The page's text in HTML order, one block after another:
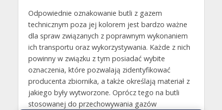
Odpowiednie oznakowanie butli z gazem
technicznym poza jej kolorem jest bardzo ważne
dla spraw związanych z poprawnym wykonaniem
ich transportu oraz wykorzystywania. Każde z nich
powinny w związku z tym posiadać wybite
oznaczenia, które pozwalają zidentyfikować
producenta zbiornika, a także określają materiał z
jakiego były wytworzone. Oprócz tego na butli
stosowanej do przechowywania gazów